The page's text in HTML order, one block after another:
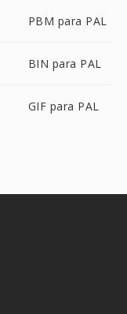
PBM para PAL
BIN para PAL
GIF para PAL